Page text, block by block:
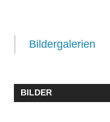
Bildergalerien
BILDER